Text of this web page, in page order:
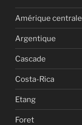
Amérique centrale
Argentique
Cascade
Costa-Rica
Etang
Foret